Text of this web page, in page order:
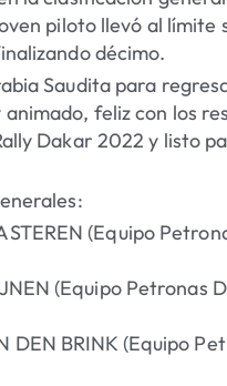
piloto llevó al límite
décimo.
Saudita para
animado, feliz con los
Dakar 2022 y listo
(Equipo
(Equipo Petronas
DEN BRINK (Equipo